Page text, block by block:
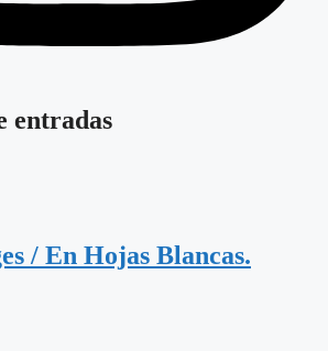
entradas
/ En Hojas Blancas.